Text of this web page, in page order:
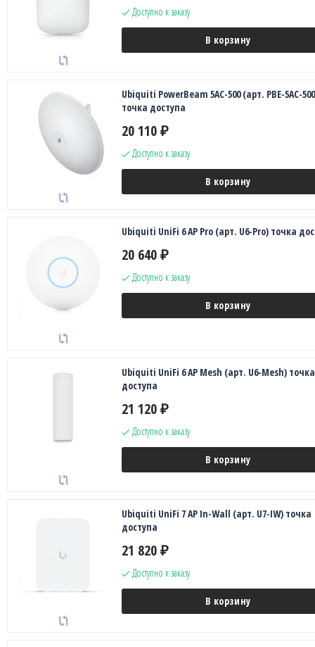
Доступно к заказу
В корзину
Ubiquiti PowerBeam 5AC-500 (арт. PBE-5AC-
точка доступа
20 110 ₽
Доступно к заказу
В корзину
Ubiquiti UniFi 6 AP Pro (арт. U6-Pro) точка
20 640 ₽
Доступно к заказу
В корзину
Ubiquiti UniFi 6 AP Mesh (арт. U6-Mesh) точка
доступа
21 120 ₽
Доступно к заказу
В корзину
Ubiquiti UniFi 7 AP In-Wall (арт. U7-IW) точка
доступа
21 820 ₽
Доступно к заказу
В корзину